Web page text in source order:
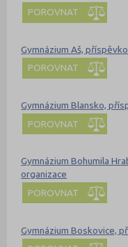
POROVNAT
Gymnázium Aš,
POROVNAT
Gymnázium Blansko,
POROVNAT
Gymnázium Bohumila
organizace
POROVNAT
Gymnázium Boskovice,